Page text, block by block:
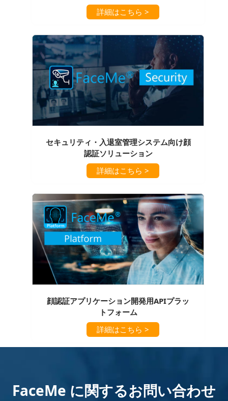
詳細はこちら >
セキュリティ・入退室管理システム向け顔
認証ソリューション
詳細はこちら >
顔認証アプリケーション開発用APIプラッ
トフォーム
詳細はこちら >
FaceMe に関するお問い合わせ